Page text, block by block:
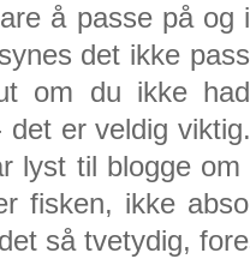
å passe på og
det ikke
om du ikke
det er veldig
lyst til blogge
fisken, ikke
så tvetydig,